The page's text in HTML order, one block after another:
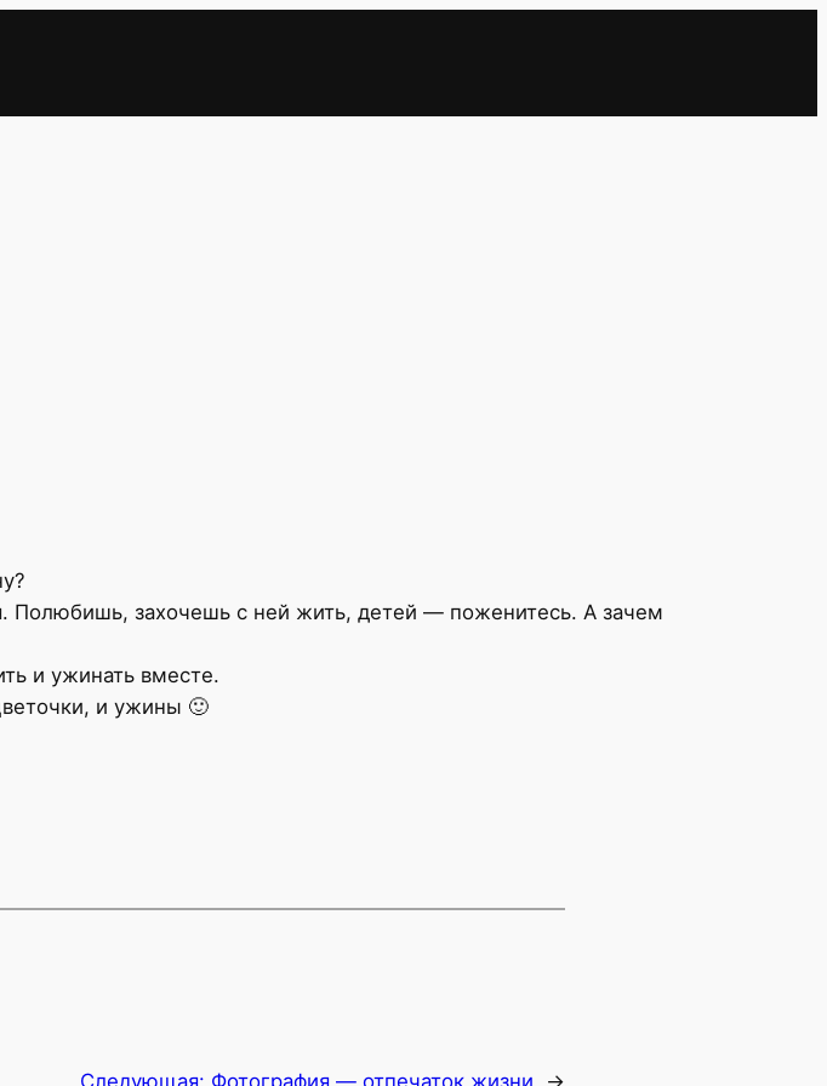
Полюбишь, захочешь с ней жить, детей — поженитесь. А зачем
и ужинать вместе.
и ужины 🙂